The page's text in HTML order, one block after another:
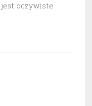
oczywiste